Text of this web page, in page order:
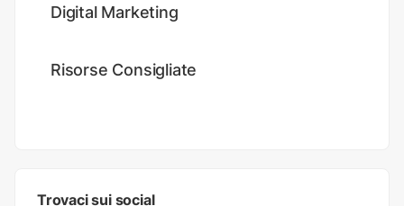
Digital Marketing
Risorse Consigliate
Trovaci sui social